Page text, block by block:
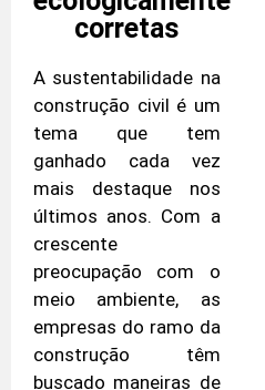
corretas
A sustentabilidade na
construção civil é um
tema que tem
ganhado cada vez
mais destaque nos
últimos anos. Com a
crescente
preocupação com o
meio ambiente, as
empresas do ramo da
construção têm
buscado maneiras de